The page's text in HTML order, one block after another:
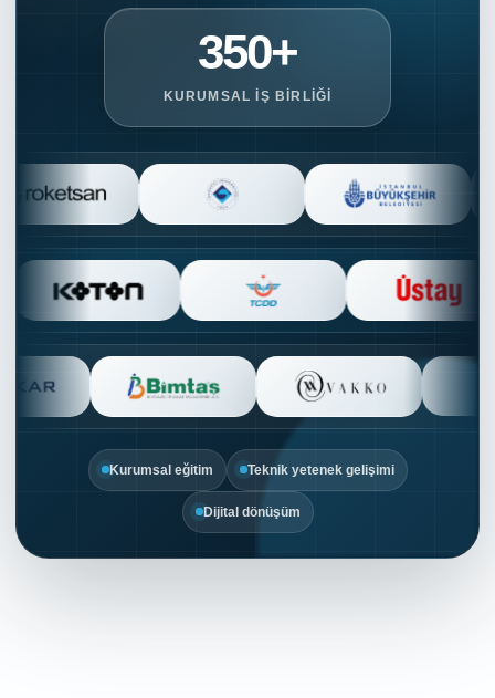
350+
KURUMSAL İŞ BIRLIĞI
Kurumsal eğitim Teknik yetenek gelişimi
Dijital dönüşüm